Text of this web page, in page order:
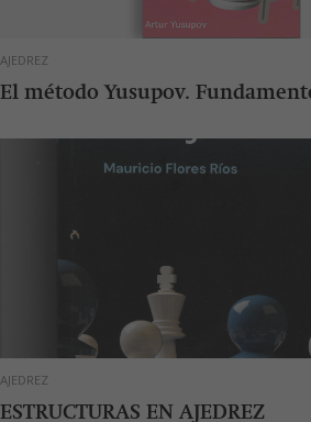
AJEDREZ
El método Yusupov.
AJEDREZ
ESTRUCTURAS EN AJEDREZ